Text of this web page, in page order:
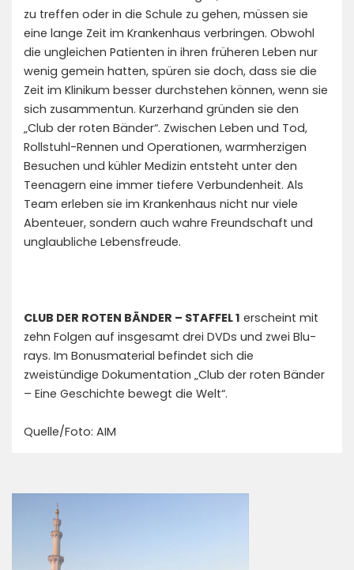
zu treffen oder in die Schule zu gehen, müssen sie
eine lange Zeit im Krankenhaus verbringen. Obwohl
die ungleichen Patienten in ihren früheren Leben nur
wenig gemein hatten, spüren sie doch, dass sie die
Zeit im Klinikum besser durchstehen können, wenn sie
sich zusammentun. Kurzerhand gründen sie den
„Club der roten Bänder“. Zwischen Leben und Tod,
Rollstuhl-Rennen und Operationen, warmherzigen
Besuchen und kühler Medizin entsteht unter den
Teenagern eine immer tiefere Verbundenheit. Als
Team erleben sie im Krankenhaus nicht nur viele
Abenteuer, sondern auch wahre Freundschaft und
unglaubliche Lebensfreude.
CLUB DER ROTEN BÄNDER – STAFFEL 1 erscheint mit
zehn Folgen auf insgesamt drei DVDs und zwei Blu-
rays. Im Bonusmaterial befindet sich die
zweistündige Dokumentation „Club der roten Bänder
– Eine Geschichte bewegt die Welt“.
Quelle/Foto: AIM